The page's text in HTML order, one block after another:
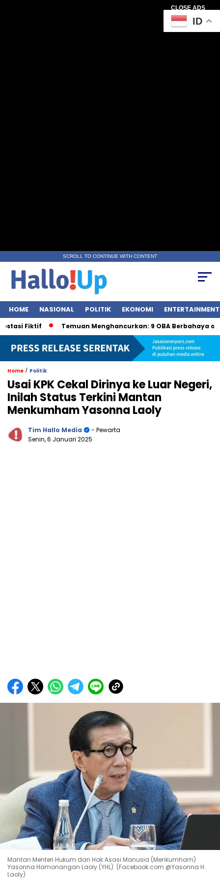
CLOSE ADS
SCROLL TO CONTINUE WITH CONTENT
HOME NASIONAL POLITIK EKONOMI ENTERTAINMENT
Temuan Menghancurkan: 9 OBA Berbahaya oleh
Home / Politik
Usai KPK Cekal Dirinya ke Luar Negeri,
Inilah Status Terkini Mantan
Menkumham Yasonna Laoly
Tim Hallo Media
- Pewarta
Senin, 6 Januari 2025
Mantan Menteri Hukum dan Hak Asasi Manusia (Menkumham)
Yasonna Hamonangan Laoly (YHL). (Facebook.com @Yasonna H.
Laoly)
ID